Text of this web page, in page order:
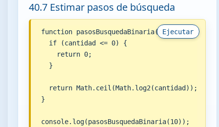
40.7 Estimar pasos de búsqueda
Ejecutar
function pasosBusquedaBinaria(cantidad) {
  if (cantidad <= 0) {
    return 0;
  }
  return Math.ceil(Math.log2(cantidad));
}
console.log(pasosBusquedaBinaria(10));